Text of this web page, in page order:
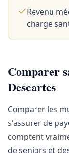
Revenu
charge
Comparer
Descartes
Comparer les
s'assurer de
comptent
de seniors et